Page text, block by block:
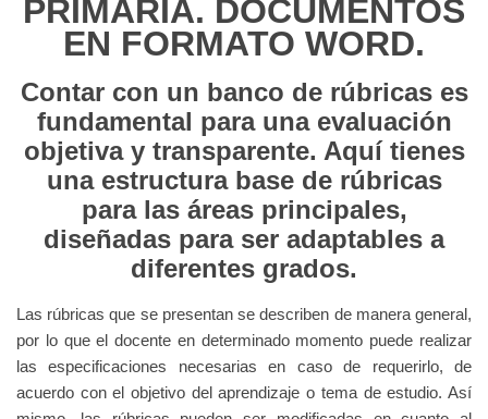
PRIMARIA. DOCUMENTOS
EN FORMATO WORD.
Contar con un banco de rúbricas es
fundamental para una evaluación
objetiva y transparente. Aquí tienes
una estructura base de rúbricas
para las áreas principales,
diseñadas para ser adaptables a
diferentes grados.
Las rúbricas que se presentan se describen de manera general,
por lo que el docente en determinado momento puede realizar
lasespecificaciones necesarias en caso de requerirlo, de
acuerdo con el objetivo del aprendizaje o tema de estudio. Así